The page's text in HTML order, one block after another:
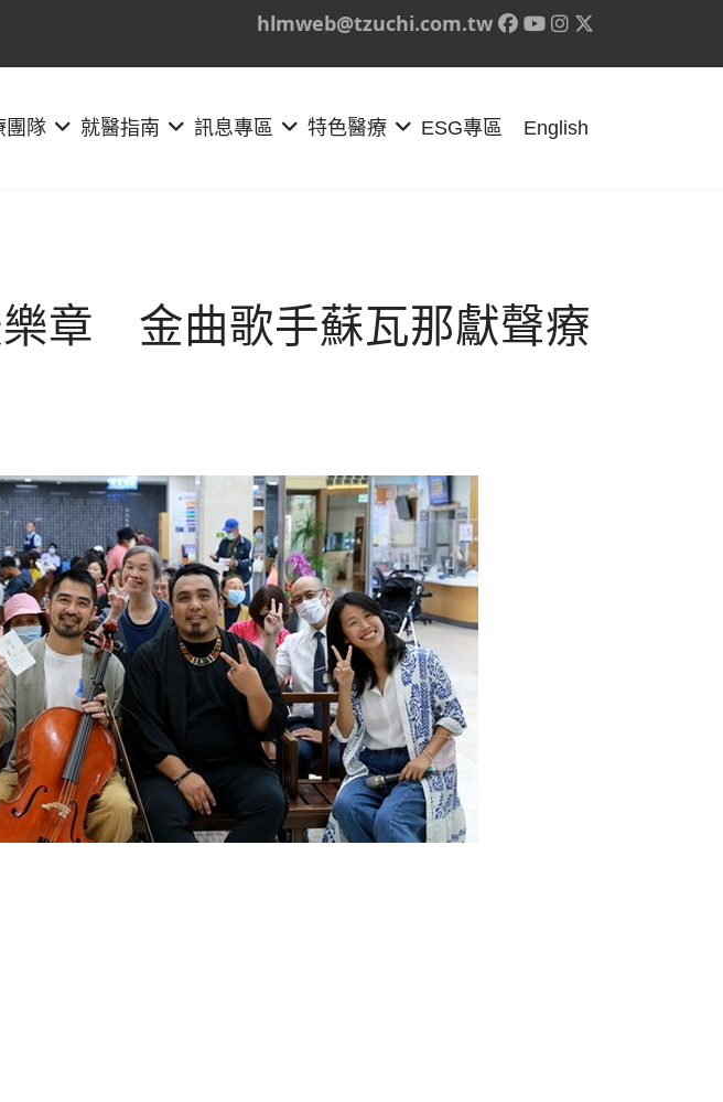
hlmweb@tzuchi.com.tw
團隊 就醫指南 訊息專區 特色醫療 ESG專區 English
章 金曲歌手蘇瓦那獻聲療